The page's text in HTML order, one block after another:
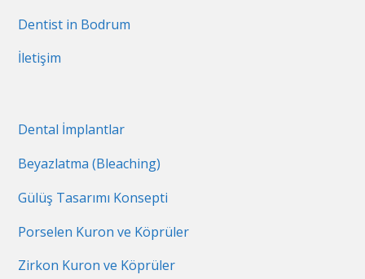
Dentist in Bodrum
İletişim
Dental İmplantlar
Beyazlatma (Bleaching)
Gülüş Tasarımı Konsepti
Porselen Kuron ve Köprüler
Zirkon Kuron ve Köprüler